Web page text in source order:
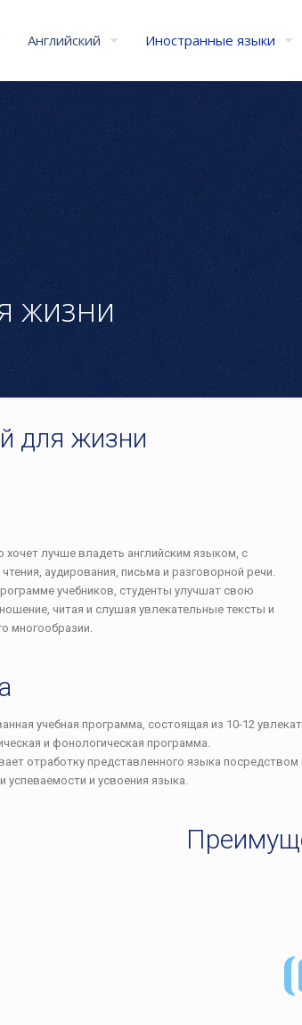
Английский Иностранные языки
жизни
для жизни
хочет лучше владеть английским языком, с
аудирования, письма и разговорной речи.
учебников, студенты улучшат свою
читая и слушая увлекательные тексты и
многообразии.
учебная программа, состоящая из 10-12
и фонологическая программа.
отработку представленного языка
успеваемости и усвоения языка.